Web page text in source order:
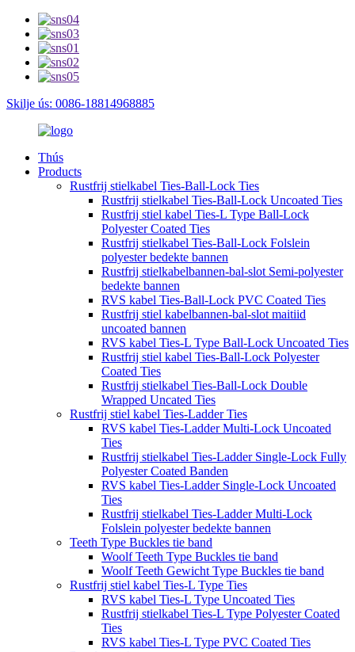
Skilje ús: 0086-18814968885
Thús
Products
Rustfrij stielkabel Ties-Ball-Lock Ties
Rustfrij stielkabel Ties-Ball-Lock Uncoated Ties
Rustfrij stiel kabel Ties-L Type Ball-Lock
Polyester Coated Ties
Rustfrij stielkabel Ties-Ball-Lock Folslein
polyester bedekte bannen
Rustfrij stielkabelbannen-bal-slot Semi-polyester
bedekte bannen
RVS kabel Ties-Ball-Lock PVC Coated Ties
Rustfrij stiel kabelbannen-bal-slot maitiid
uncoated bannen
RVS kabel Ties-L Type Ball-Lock Uncoated Ties
Rustfrij stiel kabel Ties-Ball-Lock Polyester
Coated Ties
Rustfrij stielkabel Ties-Ball-Lock Double
Wrapped Uncated Ties
Rustfrij stiel kabel Ties-Ladder Ties
RVS kabel Ties-Ladder Multi-Lock Uncoated
Ties
Rustfrij stielkabel Ties-Ladder Single-Lock Fully
Polyester Coated Banden
RVS kabel Ties-Ladder Single-Lock Uncoated
Ties
Rustfrij stielkabel Ties-Ladder Multi-Lock
Folslein polyester bedekte bannen
Teeth Type Buckles tie band
Woolf Teeth Type Buckles tie band
Woolf Teeth Gewicht Type Buckles tie band
Rustfrij stiel kabel Ties-L Type Ties
RVS kabel Ties-L Type Uncoated Ties
Rustfrij stielkabel Ties-L Type Polyester Coated
Ties
RVS kabel Ties-L Type PVC Coated Ties